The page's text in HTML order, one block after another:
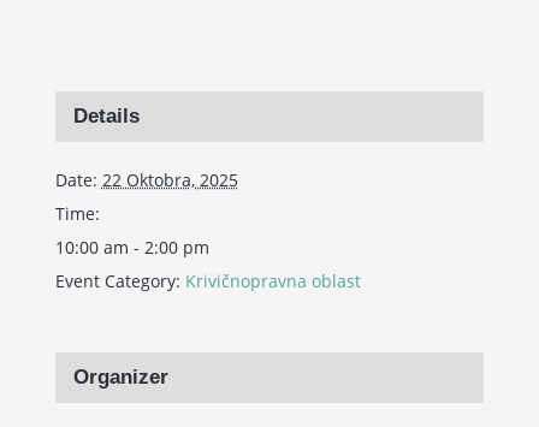
Details
Date: 22 Oktobra, 2025
Time:
10:00 am - 2:00 pm
Event Category: Krivičnopravna oblast
Organizer